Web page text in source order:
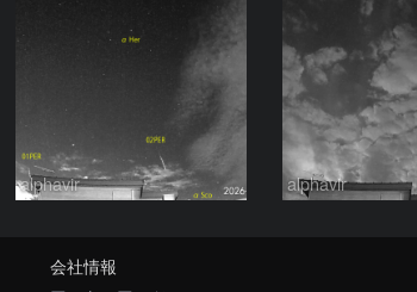
alphavir alphavir
会社情報